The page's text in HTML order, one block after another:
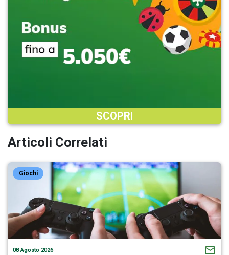
SCOPRI
Articoli Correlati
Giochi
08 Agosto 2026